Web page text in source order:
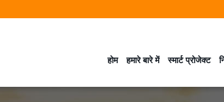
होम हमारे बारे में स्मार्ट प्रोजेक्ट